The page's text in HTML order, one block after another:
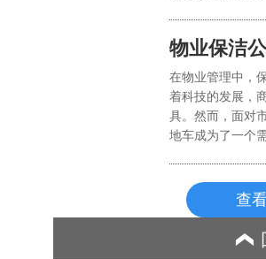
物业保洁
在物业管理中，
着科技的发展，
具。然而，面对
地车成为了一个
查